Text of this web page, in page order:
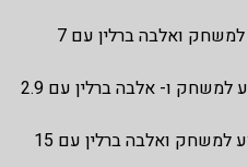
חטיפות – ולנסיה עם 5 בממוצע למשחק ואלבה ברלין עם 7
חסימות – ולנסיה עם 2.3 בממוצע למשחק ו- אלבה ברלין עם 2.9
איבודים – ולנסיה עם 12 בממוצע למשחק ואלבה ברלין עם 15